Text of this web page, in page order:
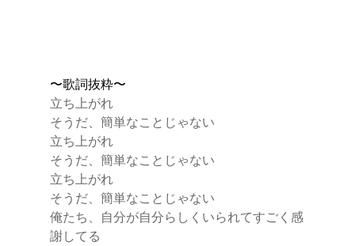
〜歌詞抜粋〜
立ち上がれ
そうだ、簡単なことじゃない
立ち上がれ
そうだ、簡単なことじゃない
立ち上がれ
そうだ、簡単なことじゃない
俺たち、自分が自分らしくいられてすごく感
謝してる